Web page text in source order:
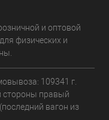
и оптовой
физических и
109341 г.
стороны правый
вагон из